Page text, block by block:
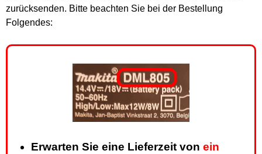
zurücksenden. Bitte beachten Sie bei der Bestellung
Folgendes:
Erwarten Sie eine Lieferzeit von ein